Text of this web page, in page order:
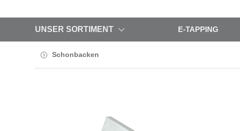
UNSER SORTIMENT E-TAPPING
Schonbacken